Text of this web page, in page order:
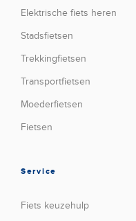
Elektrische fiets heren
Stadsfietsen
Trekkingfietsen
Transportfietsen
Moederfietsen
Fietsen
Service
Fiets keuzehulp